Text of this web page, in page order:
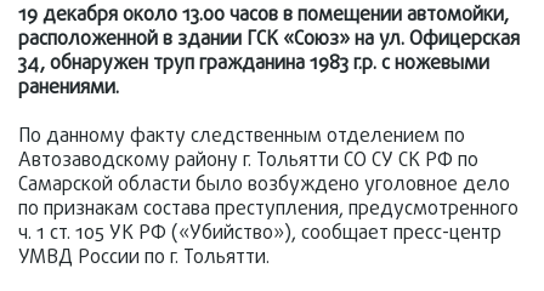
19 декабря около 13.00 часов в помещении автомойки,
расположенной в здании ГСК «Союз» на ул. Офицерская
34, обнаружен труп гражданина 1983 г.р. с ножевыми
ранениями.
По данному факту следственным отделением по
Автозаводскому району г. Тольятти СО СУ СК РФ по
Самарской области было возбуждено уголовное дело
по признакам состава преступления, предусмотренного
ч. 1 ст. 105 УК РФ («Убийство»), сообщает пресс-центр
УМВД России по г. Тольятти.